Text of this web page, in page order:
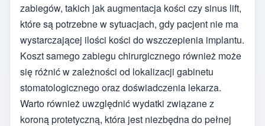
zabiegów, takich jak augmentacja kości czy sinus lift,
które są potrzebne w sytuacjach, gdy pacjent nie ma
wystarczającej ilości kości do wszczepienia implantu.
Koszt samego zabiegu chirurgicznego również może
się różnić w zależności od lokalizacji gabinetu
stomatologicznego oraz doświadczenia lekarza.
Warto również uwzględnić wydatki związane z
koroną protetyczną, która jest niezbędna do pełnej